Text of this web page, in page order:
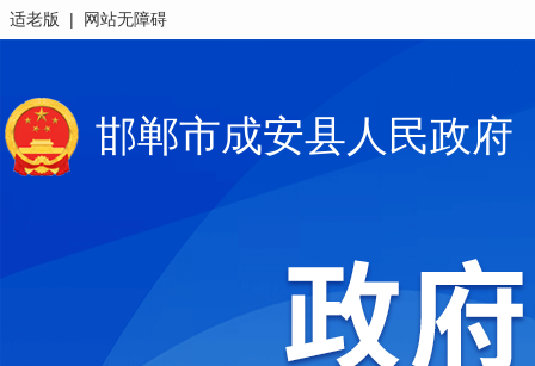
适老版 | 网站无障碍
邯郸市成安县人民政府